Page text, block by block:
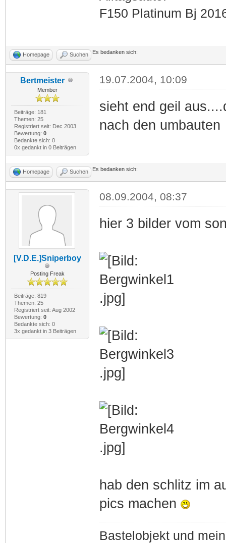
F150 Platinum Bj
Homepage Suchen Es bedanken sich:
Bertmeister
Member
Beiträge: 181
Themen: 25
Registriert seit: Dec 2003
Bewertung: 0
Bedankte sich: 0
0x gedankt in 0 Beiträgen
19.07.2004, 10:09
sieht end geil
nach den umbauten
Homepage Suchen Es bedanken sich:
[V.D.E.]Sniperboy
Posting Freak
Beiträge: 819
Themen: 25
Registriert seit: Aug 2002
Bewertung: 0
Bedankte sich: 0
3x gedankt in 3 Beiträgen
08.09.2004, 08:37
hier 3 bilder vom
hab den schlitz im
pics machen
Bastelobjekt und